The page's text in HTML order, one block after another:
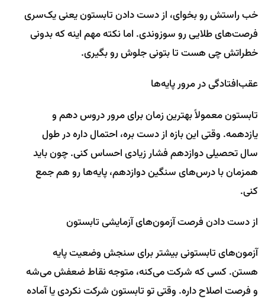
خب راستش رو بخوای، از دست دادن تابستون یعنی یک‌سری
فرصت‌های طلایی رو سوزوندی. اما نکته مهم اینه که بدونی
خطراتش چی هست تا بتونی جلوش رو بگیری.
عقب‌افتادگی در مرور پایه‌ها
تابستون معمولاً بهترین زمان برای مرور دروس دهم و
یازدهمه. وقتی این بازه از دست بره، احتمال داره در طول
سال تحصیلی دوازدهم فشار زیادی احساس کنی. چون باید
همزمان با درس‌های سنگین دوازدهم، پایه‌ها رو هم جمع
کنی.
از دست دادن فرصت آزمون‌های آزمایشی تابستون
آزمون‌های تابستونی بیشتر برای سنجش وضعیت پایه
هستن. کسی که شرکت می‌کنه، متوجه نقاط ضعفش می‌شه
و فرصت اصلاح داره. وقتی تو تابستون شرکت نکردی یا آماده